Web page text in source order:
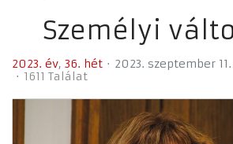
Személyi
2023. év 36. hét
2023. szeptember
1611 Találat